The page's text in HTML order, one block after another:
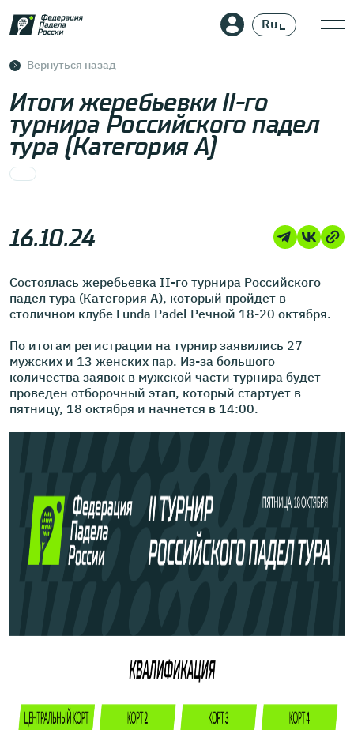
Ru
Вернуться назад
Итоги жеребьевки II-го
турнира Российского падел
тура (Категория А)
16.10.24
Состоялась жеребьевка II-го турнира Российского
падел тура (Категория А), который пройдет в
столичном клубе Lunda Padel Речной 18-20 октября.
По итогам регистрации на турнир заявились 27
мужских и 13 женских пар. Из-за большого
количества заявок в мужской части турнира будет
проведен отборочный этап, который стартует в
пятницу, 18 октября и начнется в 14:00.